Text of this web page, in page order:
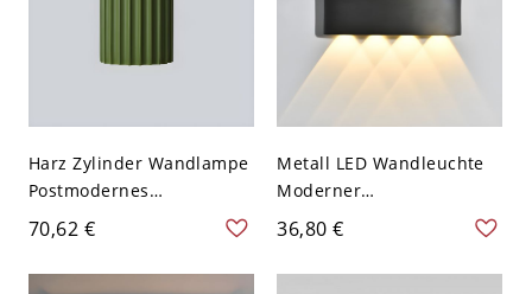
Harz Zylinder Wandlampe
Postmodernes
Schlafzimmer
Wohnzimmer Wandlampe
- 110V-120V Grün
70,62 €
Metall LED Wandleuchte
Moderner
Minimalistischer Stil für
Außenwände - 110V-120V
Schwarz 8 Weißlicht
36,80 €